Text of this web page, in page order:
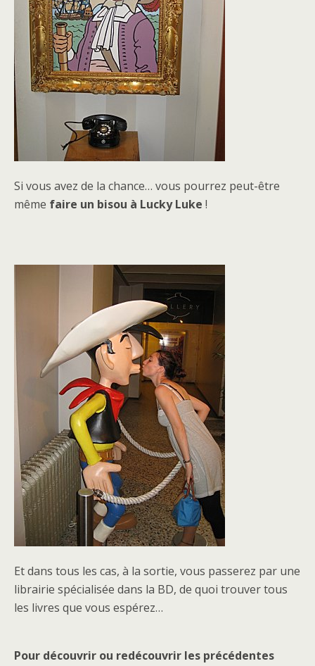
Si vous avez de la chance… vous pourrez peut-être
même faire un bisou à Lucky Luke !
Et dans tous les cas, à la sortie, vous passerez par une
librairie spécialisée dans la BD, de quoi trouver tous
les livres que vous espérez…
Pour découvrir ou redécouvrir les précédentes